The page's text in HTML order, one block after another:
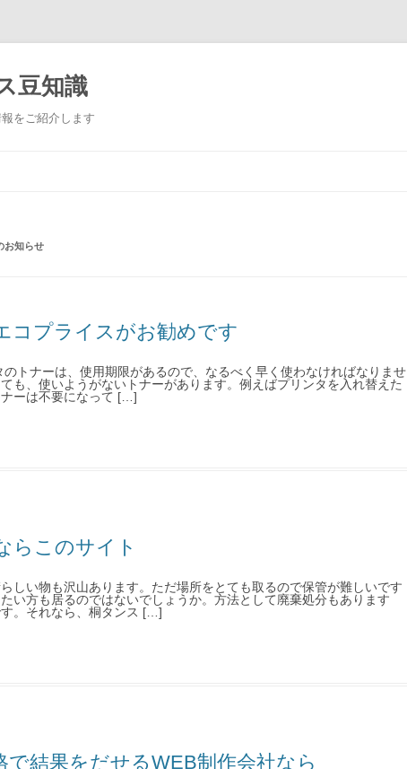
豆知識
をご紹介します
お知らせ
コプライスがお勧めです
のトナーは、使用期限があるので、なるべく早く使わなければなりませ
も、使いようがないトナーがあります。例えばプリンタを入れ替えた
ーは不要になって […]
らこのサイト
しい物も沢山あります。ただ場所をとても取るので保管が難しいです
い方も居るのではないでしょうか。方法として廃棄処分もあります
。それなら、桐タンス […]
で結果をだせるWEB制作会社なら